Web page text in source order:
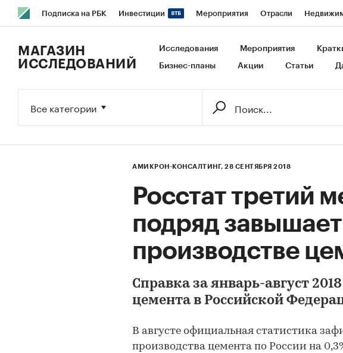
Подписка на РБК Инвестиции Мероприятия Отрасли
Исследования Кредитные рейтинги Франшизы Газета
МАГАЗИН
ИССЛЕДОВАНИЙ
Исследования Мероприятия
Бизнес-планы Акции Статьи
Все категории
АМИКРОН-КОНСАЛТИНГ, 28 СЕНТЯБРЯ 2018
Росстат третий
подряд
производстве
Справка за январь-август
цемента в Российской
В августе официальная статистика
производства цемента по России на